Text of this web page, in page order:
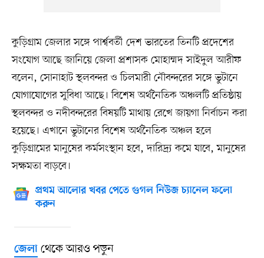
কুড়িগ্রাম জেলার সঙ্গে পার্শ্ববর্তী দেশ ভারতের তিনটি প্রদেশের
সংযোগ আছে জানিয়ে জেলা প্রশাসক মোহাম্মদ সাইদুল আরীফ
বলেন, সোনাহাট স্থলবন্দর ও চিলমারী নৌবন্দরের সঙ্গে ভুটানে
যোগাযোগের সুবিধা আছে। বিশেষ অর্থনৈতিক অঞ্চলটি প্রতিষ্ঠায়
স্থলবন্দর ও নদীবন্দরের বিষয়টি মাথায় রেখে জায়গা নির্বাচন করা
হয়েছে। এখানে ভুটানের বিশেষ অর্থনৈতিক অঞ্চল হলে
কুড়িগ্রামের মানুষের কর্মসংস্থান হবে, দারিদ্র্য কমে যাবে, মানুষের
সক্ষমতা বাড়বে।
প্রথম আলোর খবর পেতে গুগল নিউজ চ্যানেল ফলো
করুন
জেলাথেকে আরও পড়ুন